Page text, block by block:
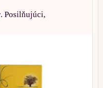
Posilňujúci,